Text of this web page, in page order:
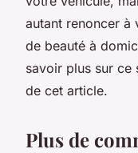
autant renoncer à
de beauté à
savoir plus sur ce
de cet article.
Plus de